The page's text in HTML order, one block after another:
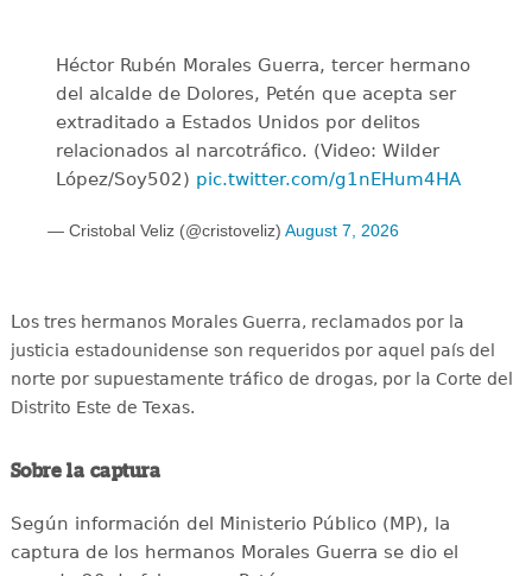
Héctor Rubén Morales Guerra, tercer hermano
del alcalde de Dolores, Petén que acepta ser
extraditado a Estados Unidos por delitos
relacionados al narcotráfico. (Video: Wilder
López/Soy502) pic.twitter.com/g1nEHum4HA
— Cristobal Veliz (@cristoveliz) August 7, 2026
Los tres hermanos Morales Guerra, reclamados por la
justicia estadounidense son requeridos por aquel país del
norte por supuestamente tráfico de drogas, por la Corte del
Distrito Este de Texas.
Sobre la captura
Según información del Ministerio Público (MP), la
captura de los hermanos Morales Guerra se dio el